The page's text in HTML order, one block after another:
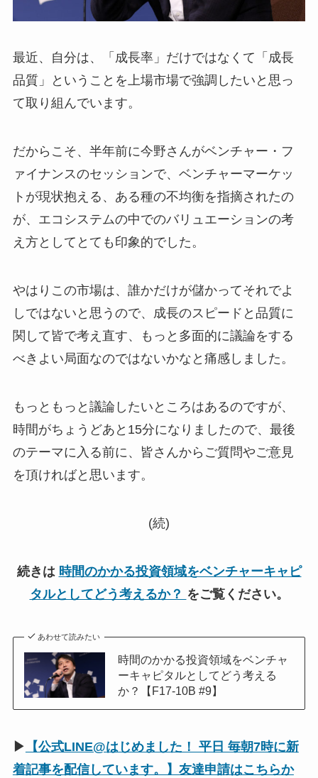
最近、自分は、「成長率」だけではなくて「成長
品質」ということを上場市場で強調したいと思っ
て取り組んでいます。
だからこそ、半年前に今野さんがベンチャー・フ
ァイナンスのセッションで、ベンチャーマーケッ
トが現状抱える、ある種の不均衡を指摘されたの
が、エコシステムの中でのバリュエーションの考
え方としてとても印象的でした。
やはりこの市場は、誰かだけが儲かってそれでよ
しではないと思うので、成長のスピードと品質に
関して皆で考え直す、もっと多面的に議論をする
べきよい局面なのではないかなと痛感しました。
もっともっと議論したいところはあるのですが、
時間がちょうどあと15分になりましたので、最後
のテーマに入る前に、皆さんからご質問やご意見
を頂ければと思います。
(続)
続きは 時間のかかる投資領域をベンチャーキャピ
タルとしてどう考えるか？ をご覧ください。
あわせて読みたい
時間のかかる投資領域をベンチャ
ーキャピタルとしてどう考える
か？【F17-10B #9】
▶ 【公式LINE@はじめました！ 平日 毎朝7時に新
着記事を配信しています。】友達申請はこちらか